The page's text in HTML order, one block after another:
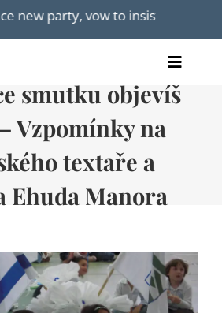
vow to insist on ‘broad
Toggle
smutku objevíš
Vzpomínky na
textaře a
Ehuda Manora